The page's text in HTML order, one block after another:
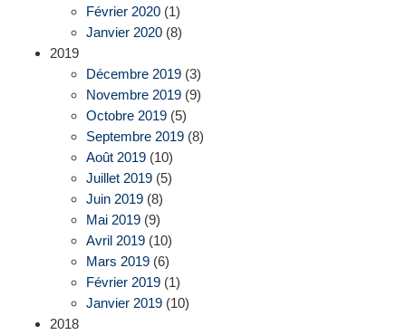
Février 2020 (1)
Janvier 2020 (8)
2019
Décembre 2019 (3)
Novembre 2019 (9)
Octobre 2019 (5)
Septembre 2019 (8)
Août 2019 (10)
Juillet 2019 (5)
Juin 2019 (8)
Mai 2019 (9)
Avril 2019 (10)
Mars 2019 (6)
Février 2019 (1)
Janvier 2019 (10)
2018